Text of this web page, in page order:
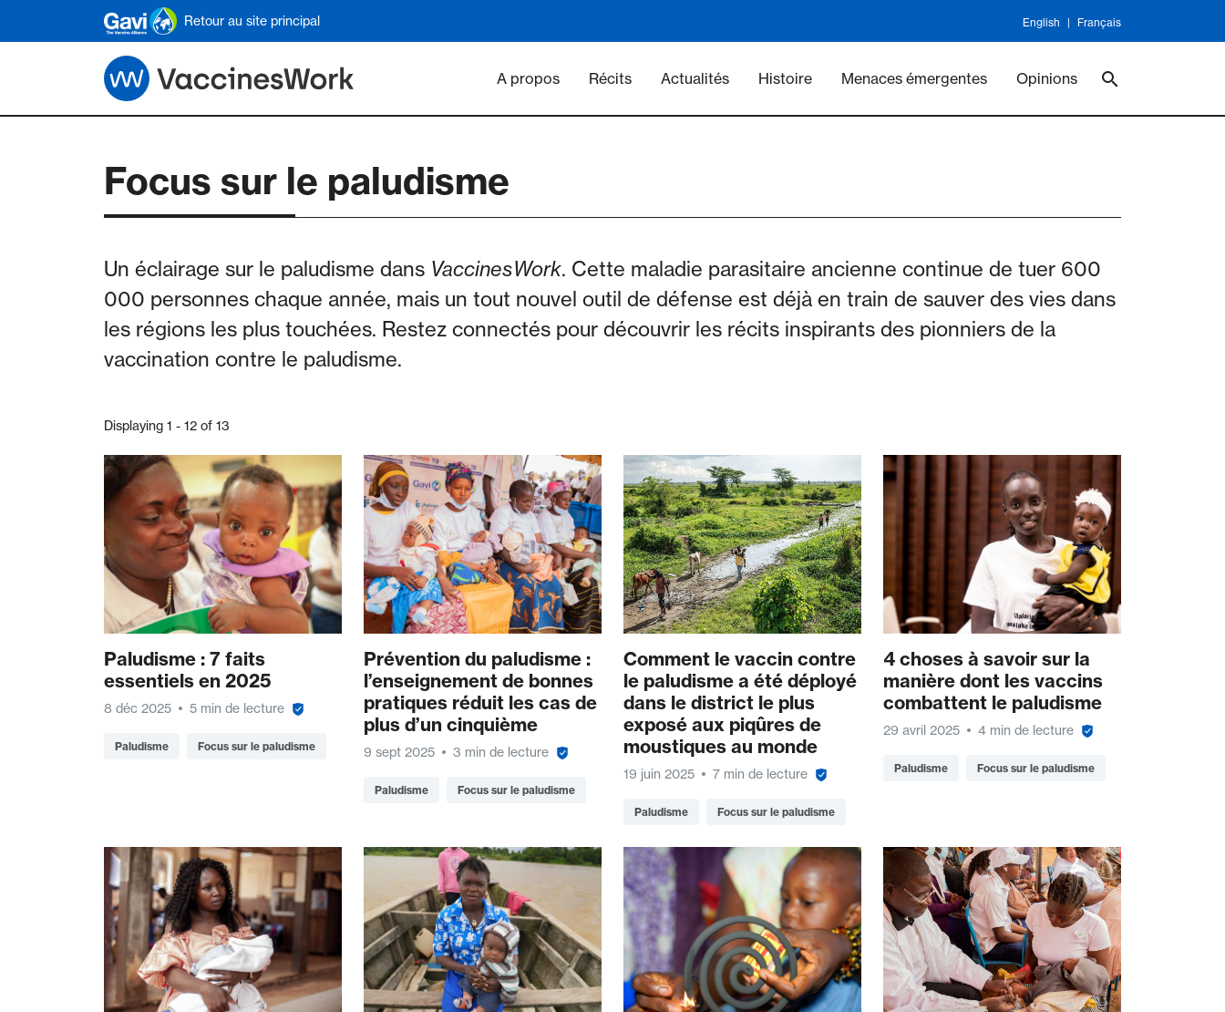
Skip to main content
Retour au site principal English Français
Main navigation - Vaccineswork
A propos Récits Actualités Histoire Menaces émergentes Opinions
Focus sur le paludisme
Un éclairage sur le paludisme dans VaccinesWork. Cette maladie parasitaire ancienne continue de tuer 600
000 personnes chaque année, mais un tout nouvel outil de défense est déjà en train de sauver des vies dans
les régions les plus touchées. Restez connectés pour découvrir les récits inspirants des pionniers de la
vaccination contre le paludisme.
Displaying 1 - 12 of 13
Paludisme : 7 faits
essentiels en 2025
8 déc 2025 5 min de lecture
Paludisme Focus sur le paludisme
Prévention du paludisme :
l’enseignement de bonnes
pratiques réduit les cas de
plus d’un cinquième
9 sept 2025 3 min de lecture
Paludisme Focus sur le paludisme
Comment le vaccin contre
le paludisme a été déployé
dans le district le plus
exposé aux piqûres de
moustiques au monde
19 juin 2025 7 min de lecture
Paludisme Focus sur le paludisme
4 choses à savoir sur la
manière dont les vaccins
combattent le paludisme
29 avril 2025 4 min de lecture
Paludisme Focus sur le paludisme